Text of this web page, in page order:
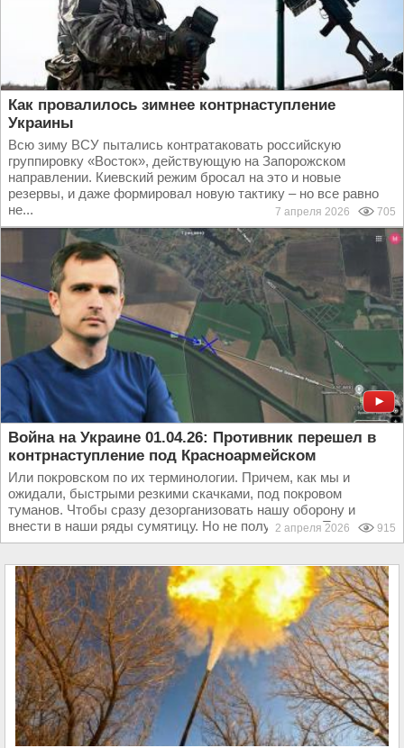
Как провалилось зимнее контрнаступление
Украины
Всю зиму ВСУ пытались контратаковать российскую
группировку «Восток», действующую на Запорожском
направлении. Киевский режим бросал на это и новые
резервы, и даже формировал новую тактику – но все равно
не...
7 апреля 2026 705
Война на Украине 01.04.26: Противник перешел в
контрнаступление под Красноармейском
Или покровском по их терминологии. Причем, как мы и
ожидали, быстрыми резкими скачками, под покровом
туманов. Чтобы сразу дезорганизовать нашу оборону и
внести в наши ряды сумятицу. Но не получилось. Пока не...
2 апреля 2026 915